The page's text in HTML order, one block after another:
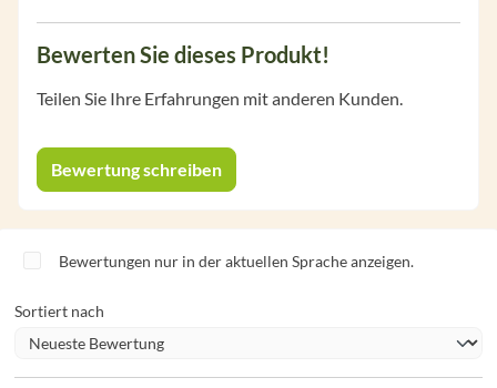
Bewerten Sie dieses Produkt!
Teilen Sie Ihre Erfahrungen mit anderen Kunden.
Bewertung schreiben
Bewertungen nur in der aktuellen Sprache anzeigen.
Sortiert nach